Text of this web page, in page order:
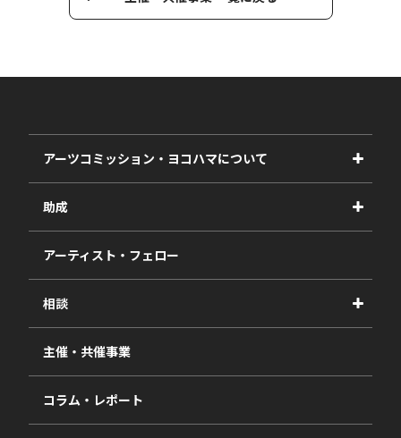
アーツコミッション・ヨコハマについて
事業紹介
事業報告書
助成
2027年度
2026年度
2025年度
2024年度
2023年度
過去の採択一覧
アーティスト・フェロー
相談
視察・ヒアリング・研究
相談依頼フォーム
主催・共催事業
コラム・レポート